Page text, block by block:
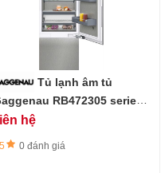
Tủ lạnh âm tủ
RB472305 series
- 452L - ngăn đá dưới,
làm đá tự động
hệ
0 đánh giá